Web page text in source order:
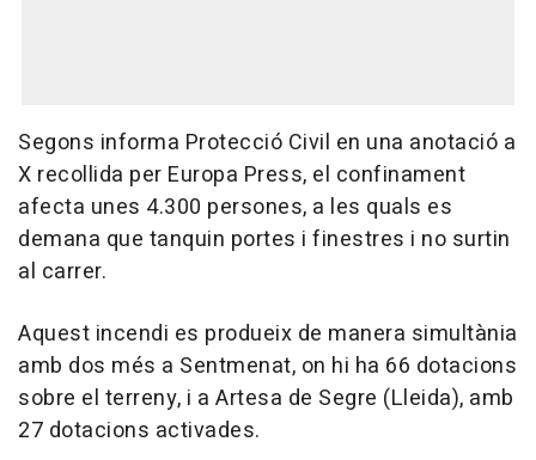
Segons informa Protecció Civil en una anotació a
X recollida per Europa Press, el confinament
afecta unes 4.300 persones, a les quals es
demana que tanquin portes i finestres i no surtin
al carrer.
Aquest incendi es produeix de manera simultània
amb dos més a Sentmenat, on hi ha 66 dotacions
sobre el terreny, i a Artesa de Segre (Lleida), amb
27 dotacions activades.